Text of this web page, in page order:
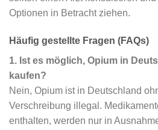
Optionen in Betracht ziehen.
Häufig gestellte Fragen (FAQs)
1. Ist es möglich, Opium in
kaufen?
Nein, Opium ist in Deutschland
Verschreibung illegal.
enthalten, werden nur in